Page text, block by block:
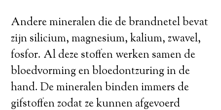
Andere mineralen die de brandnetel bevat
zijn silicium, magnesium, kalium, zwavel,
fosfor. Al deze stoffen werken samen de
bloedvorming en bloedontzuring in de
hand. De mineralen binden immers de
gifstoffen zodat ze kunnen afgevoerd